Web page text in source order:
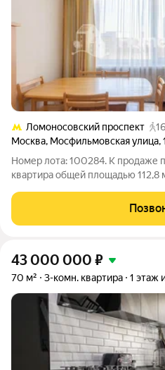
Ломоносовский проспект
Москва, Мосфильмовская улица,
Номер лота: 100284. К продаже
квартира общей площадью 112,8
районов Западного округа. Дом,
Квартира в хорошем
43 000 000 ₽
70 м² 3-комн. квартира 1 этаж